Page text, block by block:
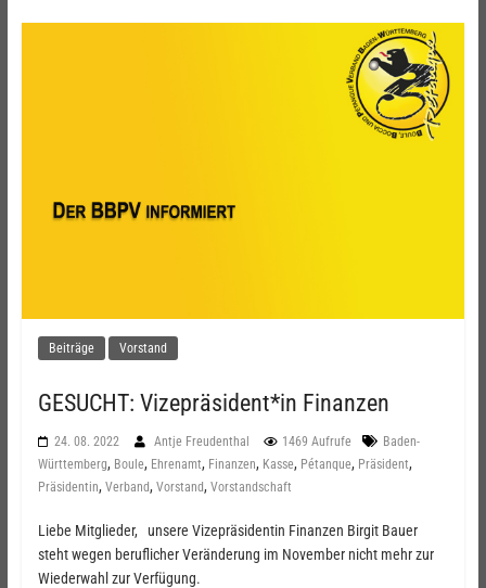
Beiträge Vorstand
GESUCHT: Vizepräsident*in Finanzen
24. 08. 2022 Antje Freudenthal 1469 Aufrufe
Baden-
Württemberg, Boule, Ehrenamt, Finanzen, Kasse, Pétanque, Präsident,
Präsidentin, Verband, Vorstand, Vorstandschaft
Liebe Mitglieder, unsere Vizepräsidentin Finanzen Birgit Bauer
steht wegen beruflicher Veränderung im November nicht mehr zur
Wiederwahl zur Verfügung.